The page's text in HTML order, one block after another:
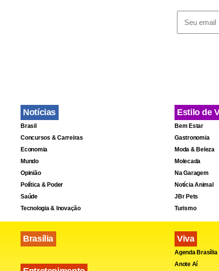
Notícias
Brasil
Concursos & Carreiras
Economia
Mundo
Opinião
Política & Poder
Saúde
Tecnologia & Inovação
Brasília
Estilo de
Bem Estar
Gastronomia
Moda & Beleza
Molecada
Na Garagem
Notícia Animal
JBr Pets
Turismo
Viva
Agenda Brasília
Anote Aí